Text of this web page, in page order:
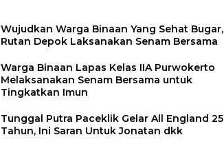
Wujudkan Warga Binaan Yang Sehat Bugar,
Rutan Depok Laksanakan Senam Bersama
Warga Binaan Lapas Kelas IIA Purwokerto
Melaksanakan Senam Bersama untuk
Tingkatkan Imun
Tunggal Putra Paceklik Gelar All England 25
Tahun, Ini Saran Untuk Jonatan dkk